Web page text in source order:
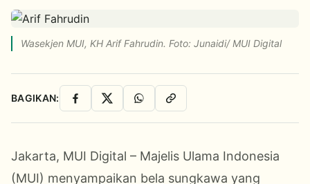
Wasekjen MUI, KH Arif Fahrudin. Foto: Junaidi/ MUI Digital
BAGIKAN: Facebook
X WhatsAppSalin Link
Jakarta, MUI Digital – Majelis Ulama Indonesia
(MUI) menyampaikan bela sungkawa yang